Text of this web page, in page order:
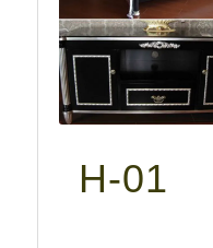
H-01